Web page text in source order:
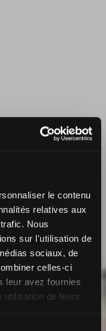
le contenu
relatives aux
Nous
sur l'utilisation de
sociaux, de
celles-ci
leur avez fournies
utilisation de leurs
for